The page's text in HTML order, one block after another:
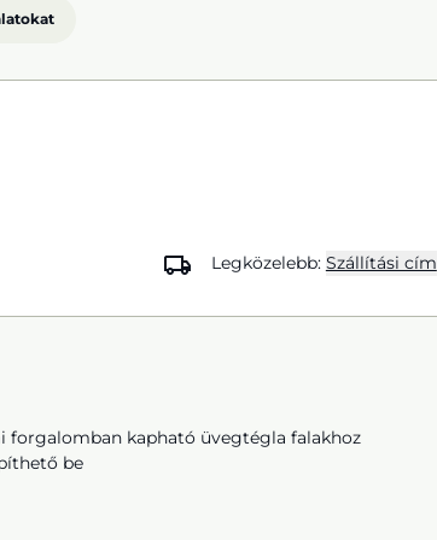
Legközelebb: Szállítási cím
forgalomban kapható üvegtégla falakhoz
be